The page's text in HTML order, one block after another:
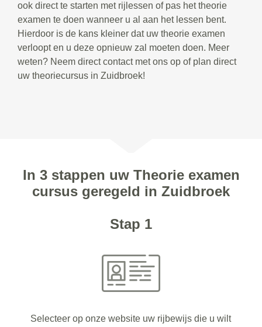
ook direct te starten met rijlessen of pas het theorie
examen te doen wanneer u al aan het lessen bent.
Hierdoor is de kans kleiner dat uw theorie examen
verloopt en u deze opnieuw zal moeten doen. Meer
weten? Neem direct contact met ons op of plan direct
uw theoriecursus in Zuidbroek!
In 3 stappen uw Theorie examen
cursus geregeld in Zuidbroek
Stap 1
Selecteer op onze website uw rijbewijs die u wilt